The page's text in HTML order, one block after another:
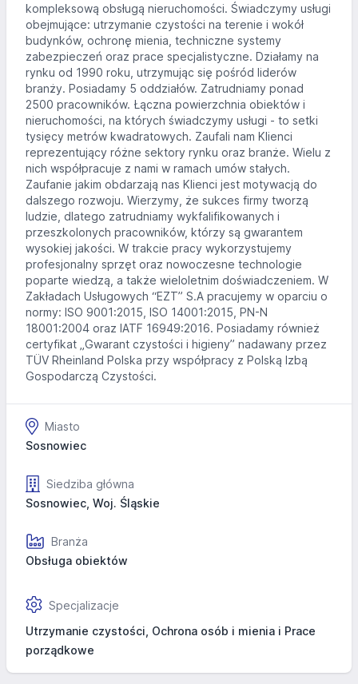
kompleksową obsługą nieruchomości. Świadczymy usługi
obejmujące: utrzymanie czystości na terenie i wokół
budynków, ochronę mienia, techniczne systemy
zabezpieczeń oraz prace specjalistyczne. Działamy na
rynku od 1990 roku, utrzymując się pośród liderów
branży. Posiadamy 5 oddziałów. Zatrudniamy ponad
2500 pracowników. Łączna powierzchnia obiektów i
nieruchomości, na których świadczymy usługi - to setki
tysięcy metrów kwadratowych. Zaufali nam Klienci
reprezentujący różne sektory rynku oraz branże. Wielu z
nich współpracuje z nami w ramach umów stałych.
Zaufanie jakim obdarzają nas Klienci jest motywacją do
dalszego rozwoju. Wierzymy, że sukces firmy tworzą
ludzie, dlatego zatrudniamy wykfalifikowanych i
przeszkolonych pracowników, którzy są gwarantem
wysokiej jakości. W trakcie pracy wykorzystujemy
profesjonalny sprzęt oraz nowoczesne technologie
poparte wiedzą, a także wieloletnim doświadczeniem. W
Zakładach Usługowych “EZT” S.A pracujemy w oparciu o
normy: ISO 9001:2015, ISO 14001:2015, PN-N
18001:2004 oraz IATF 16949:2016. Posiadamy również
certyfikat „Gwarant czystości i higieny” nadawany przez
TÜV Rheinland Polska przy współpracy z Polską Izbą
Gospodarczą Czystości.
Miasto
Sosnowiec
Siedziba główna
Sosnowiec, Woj. Śląskie
Branża
Obsługa obiektów
Specjalizacje
Utrzymanie czystości, Ochrona osób i mienia i Prace
porządkowe